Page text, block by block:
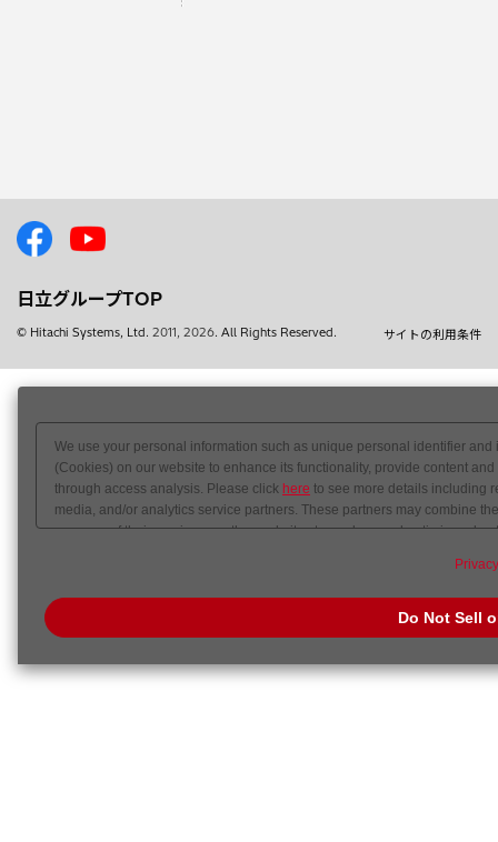
日立グループTOP
サイトの利用条件
© Hitachi Systems, Ltd. 2011, 2026. All Rights Reserved.
We use your personal information such as unique personal identifier
(Cookies) on our website to enhance its functionality, provide content
through access analysis. Please click here to see more details including
media, and/or analytics service partners. These partners may combine
your use of their services or other websites to analyze and optimize
Change your sell or share
Do Not Sell